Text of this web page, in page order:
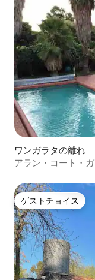
ワンガラタの離れ
アラン・コート・
ゲストチョイス
ゲストチョイス